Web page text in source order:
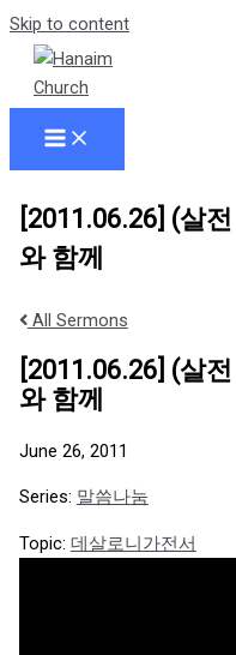
Skip to content
[2011.06.26] (살
와 함께
All Sermons
[2011.06.26] (살
와 함께
June 26, 2011
Series: 말씀나눔
Topic: 데살로니가전서